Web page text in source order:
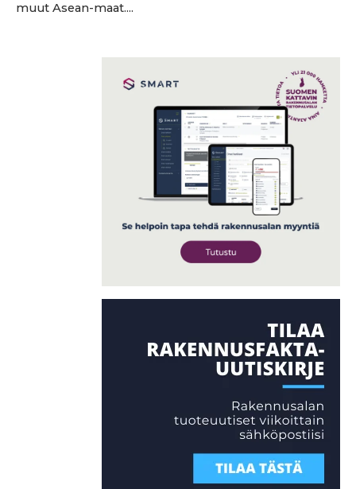
muut Asean-maat....